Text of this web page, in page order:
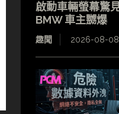
啟動車輛螢幕驚
BMW 車主嬲爆
趣聞 2026-08-08